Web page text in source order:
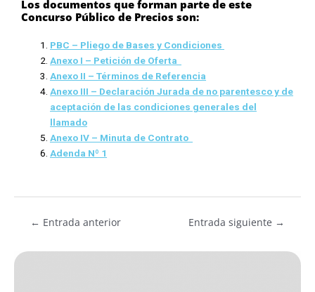
Los documentos que forman parte de este
Concurso Público de Precios son:
PBC – Pliego de Bases y Condiciones
Anexo I – Petición de Oferta
Anexo II –Términos de Referencia
Anexo III – Declaración Jurada de no parentesco y de
aceptación de las condiciones generales del
llamado
Anexo IV – Minuta de Contrato
Adenda Nº 1
← Entrada anterior Entrada siguiente →